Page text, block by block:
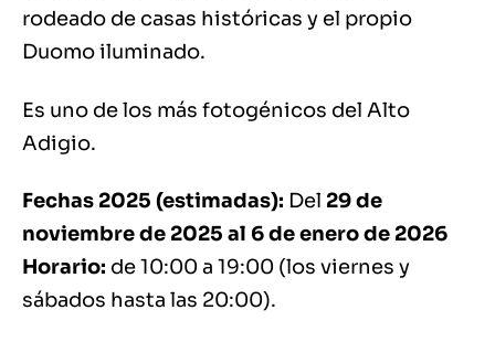
rodeado de casas históricas y el propio
Duomo iluminado.
Es uno de los más fotogénicos del Alto
Adigio.
Fechas 2025 (estimadas): Del 29 de
noviembre de 2025 al 6 de enero de 2026
Horario: de 10:00 a 19:00 (los viernes y
sábados hasta las 20:00).